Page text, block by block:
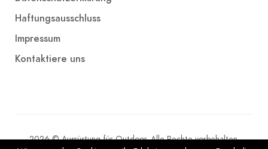
Haftungsausschluss
Impressum
Kontaktiere uns
2026 © Ausrüstung für Outdoor. Alle Rechte vorbehalten.